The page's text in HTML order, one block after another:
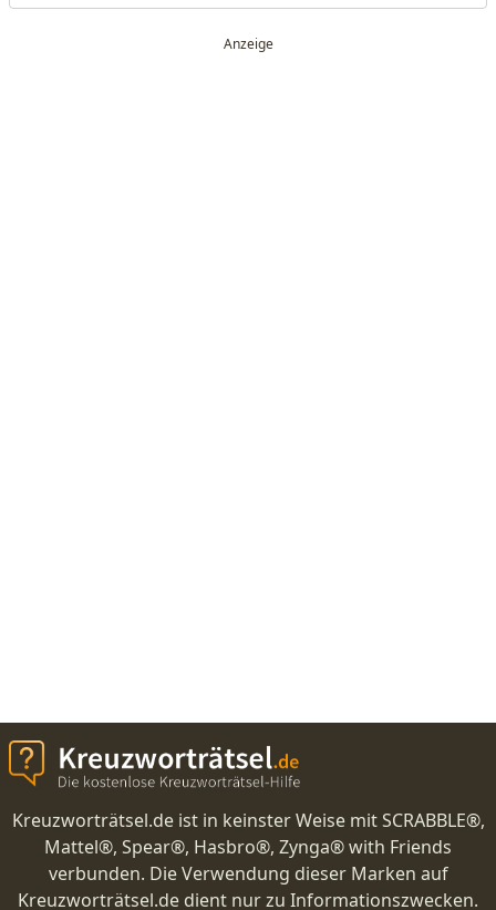
Kreuzworträtsel.de ist in keinster Weise mit SCRABBLE®,
Mattel®, Spear®, Hasbro®, Zynga® with Friends
verbunden. Die Verwendung dieser Marken auf
Kreuzworträtsel.de dient nur zu Informationszwecken.